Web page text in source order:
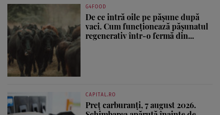
G4FOOD
De ce intră oile pe pășune după
vaci. Cum funcționează pășunatul
regenerativ într-o fermă din...
CAPITAL.RO
Preț carburanți, 7 august 2026.